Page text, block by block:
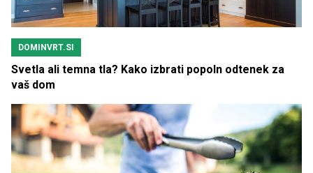
DOMINVRT.SI
Svetla ali temna tla? Kako izbrati popoln odtenek za
vaš dom